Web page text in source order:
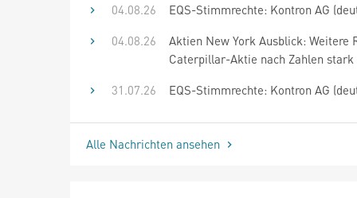
04.08.26
EQS-Stimmrechte: Kontron AG
04.08.26
Aktien New York Ausblick: Weitere
Caterpillar-Aktie nach Zahlen stark
31.07.26
EQS-Stimmrechte: Kontron AG
Alle Nachrichten ansehen